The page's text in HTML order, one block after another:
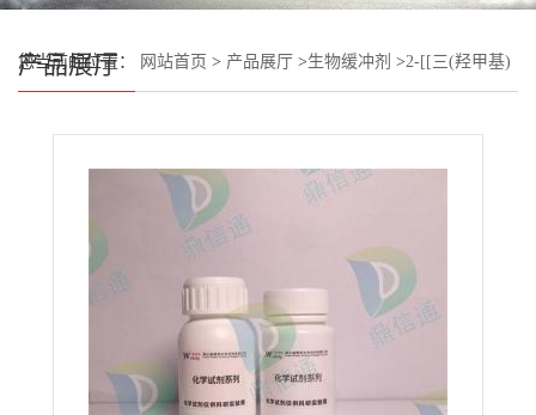
产品展厅
您当前的位置： 网站首页 > 产品展厅 >生物缓冲剂 >2-[[三(羟甲基)